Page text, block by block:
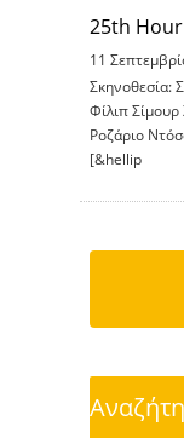
25th Hour
11
Σκηνοθεσία:
Φίλιπ
Ροζάριο
[&hellip